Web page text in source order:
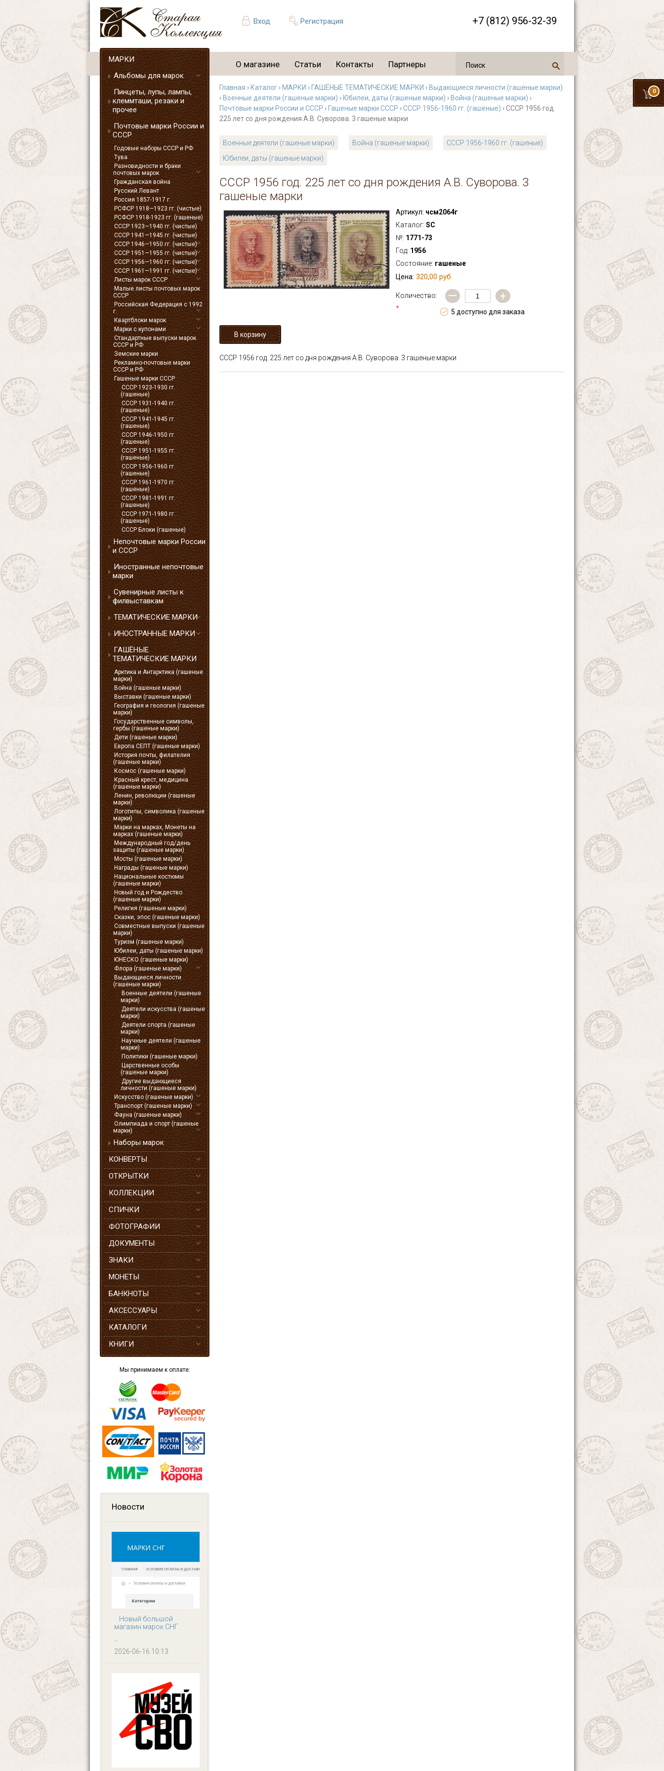
Вход Регистрация +7 (812) 956-32-39
0
О магазине Статьи Контакты Партнеры
МАРКИ
Альбомы для марок
Пинцеты, лупы, лампы,
клеммташи, резаки и
прочее
Почтовые марки России и
СССР
Годовые наборы СССР и РФ
Тува
Разновидности и браки
почтовых марок
Гражданская война
Русский Левант
Россия 1857-1917 г.
РСФСР 1918—1923 гг. (чистые)
РСФСР 1918-1923 гг. (гашеные)
СССР 1923—1940 гг. (чистые)
СССР 1941—1945 гг. (чистые)
СССР 1946—1950 гг. (чистые)
СССР 1951—1955 гг. (чистые)
СССР 1956—1960 гг. (чистые)
СССР 1961—1991 гг. (чистые)
Листы марок СССР
Малые листы почтовых марок
СССР
Российская Федерация с 1992
г.
Квартблоки марок
Марки с купонами
Стандартные выпуски марок
СССР и РФ
Земские марки
Рекламно-почтовые марки
СССР и РФ
Гашеные марки СССР
СССР 1923-1930 гг.
(гашеные)
СССР 1931-1940 гг.
(гашеные)
СССР 1941-1945 гг.
(гашеные)
СССР 1946-1950 гг.
(гашеные)
СССР 1951-1955 гг.
(гашеные)
СССР 1956-1960 гг.
(гашеные)
СССР 1961-1970 гг.
(гашеные)
СССР 1981-1991 гг.
(гашеные)
СССР 1971-1980 гг.
(гашеные)
СССР Блоки (гашеные)
Непочтовые марки России
и СССР
Иностранные непочтовые
марки
Сувенирные листы к
филвыставкам
ТЕМАТИЧЕСКИЕ МАРКИ
ИНОСТРАННЫЕ МАРКИ
ГАШЁНЫЕ
ТЕМАТИЧЕСКИЕ МАРКИ
Арктика и Антарктика (гашеные
марки)
Война (гашеные марки)
Выставки (гашеные марки)
География и геология (гашеные
марки)
Государственные символы,
гербы (гашеные марки)
Дети (гашеные марки)
Европа СЕПТ (гашеные марки)
История почты, филателия
(гашеные марки)
Космос (гашеные марки)
Красный крест, медицина
(гашеные марки)
Ленин, революции (гашеные
марки)
Логотипы, символика (гашеные
марки)
Марки на марках, Монеты на
марках (гашеные марки)
Международный год/день
защиты (гашеные марки)
Мосты (гашеные марки)
Награды (гашеные марки)
Национальные костюмы
(гашеные марки)
Новый год и Рождество
(гашеные марки)
Религия (гашеные марки)
Сказки, эпос (гашеные марки)
Совместные выпуски (гашеные
марки)
Туризм (гашеные марки)
Юбилеи, даты (гашеные марки)
ЮНЕСКО (гашеные марки)
Флора (гашеные марки)
Выдающиеся личности
(гашеные марки)
Военные деятели (гашеные
марки)
Деятели искусства (гашеные
марки)
Деятели спорта (гашеные
марки)
Научные деятели (гашеные
марки)
Политики (гашеные марки)
Царственные особы
(гашеные марки)
Другие выдающиеся
личности (гашеные марки)
Искусство (гашеные марки)
Транспорт (гашеные марки)
Фауна (гашеные марки)
Олимпиада и спорт (гашеные
марки)
Наборы марок
КОНВЕРТЫ
ОТКРЫТКИ
КОЛЛЕКЦИИ
СПИЧКИ
ФОТОГРАФИИ
ДОКУМЕНТЫ
ЗНАКИ
МОНЕТЫ
БАНКНОТЫ
АКСЕССУАРЫ
КАТАЛОГИ
КНИГИ
Мы принимаем к оплате:
Новости
Новый большой
магазин марок СНГ
...
2026-06-16 10:13
Главная › Каталог › МАРКИ › ГАШЁНЫЕ ТЕМАТИЧЕСКИЕ МАРКИ › Выдающиеся личности (гашеные марки)
› Военные деятели (гашеные марки) › Юбилеи, даты (гашеные марки) › Война (гашеные марки) ›
Почтовые марки России и СССР › Гашеные марки СССР ›СССР 1956-1960 гг. (гашеные) › СССР 1956 год.
225 лет со дня рождения А.В. Суворова. 3 гашеные марки
Военные деятели (гашеные марки) Война (гашеные марки)
СССР 1956-1960 гг. (гашеные)
Юбилеи, даты (гашеные марки)
СССР 1956 год. 225 лет со дня рождения А.В. Суворова. 3
гашеные марки
Артикул: чсм2064г
Каталог: SC
№: 1771-73
Год: 1956
Состояние: гашеные
Цена: 320,00 руб.
Количество:
*
— +
5 доступно для заказа
СССР 1956 год. 225 лет со дня рождения А.В. Суворова. 3 гашеные марки